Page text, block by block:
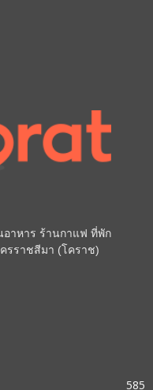
อาหาร ร้านกาแฟ ที่พัก
รราชสีมา (โคราช)
585